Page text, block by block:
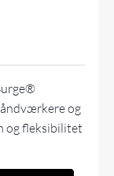
og
og fleksibilitet